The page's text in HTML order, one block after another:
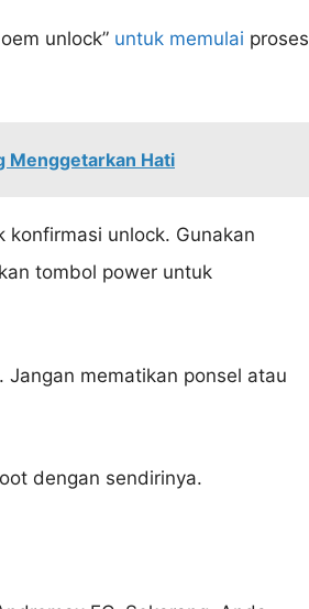
unlock” untuk memulai proses
Menggetarkan Hati
unlock. Gunakan
tombol power untuk
Jangan mematikan ponsel atau
dengan sendirinya.